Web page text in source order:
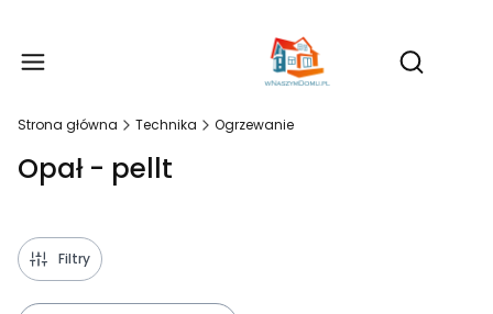
Otwórz
Strona główna Technika Ogrzewanie
Opał - pellt
Filtry